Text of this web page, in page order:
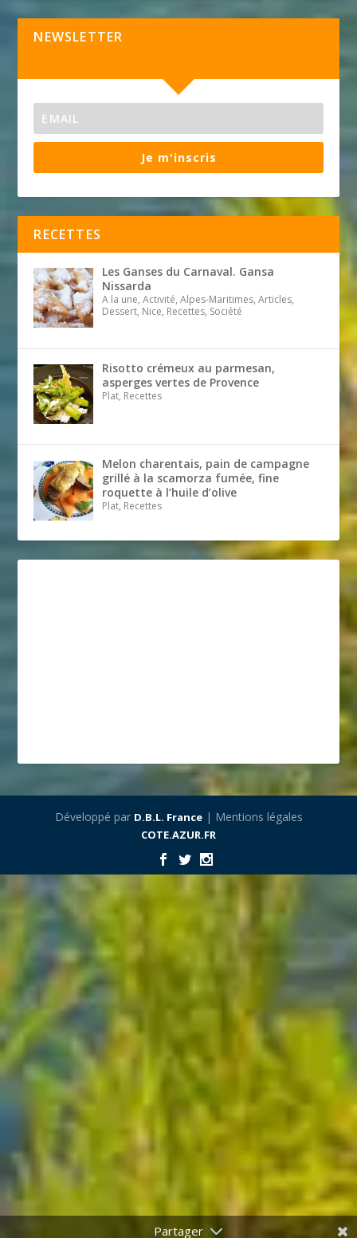
NEWSLETTER
Je m'inscris
RECETTES
Les Ganses du Carnaval. Gansa
Nissarda
A la une, Activité, Alpes-Maritimes, Articles,
Dessert, Nice, Recettes, Société
Risotto crémeux au parmesan,
asperges vertes de Provence
Plat, Recettes
Melon charentais, pain de campagne
grillé à la scamorza fumée, fine
roquette à l’huile d’olive
Plat, Recettes
Développé par D.B.L. France| Mentions légales
COTE.AZUR.FR